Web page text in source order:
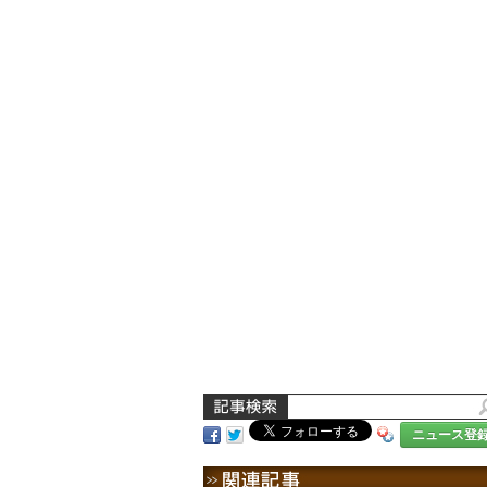
ニュース登